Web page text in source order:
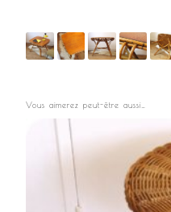
Vous aimerez peut-être aussi…